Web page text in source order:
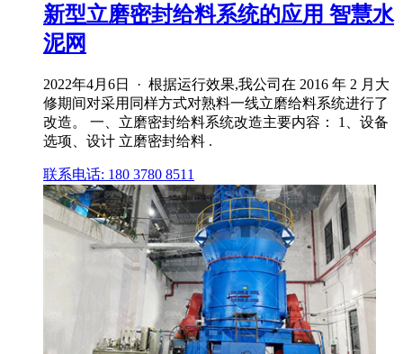
新型立磨密封给料系统的应用 智慧水
泥网
2022年4月6日 · 根据运行效果,我公司在 2016 年 2 月大
修期间对采用同样方式对熟料一线立磨给料系统进行了
改造。 一、立磨密封给料系统改造主要内容： 1、设备
选项、设计 立磨密封给料 .
联系电话: 180 3780 8511